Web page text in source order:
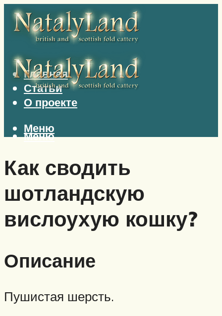
Главная
Статьи
О проекте
Меню
Меню
Как сводить
шотландскую
вислоухую кошку?
Описание
Пушистая шерсть.